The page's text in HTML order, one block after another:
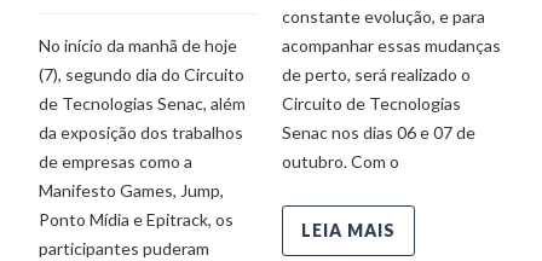
No início da manhã de hoje
(7), segundo dia do Circuito
de Tecnologias Senac, além
da exposição dos trabalhos
de empresas como a
Manifesto Games, Jump,
Ponto Mídia e Epitrack, os
participantes puderam
constante evolução, e para
acompanhar essas mudanças
de perto, será realizado o
Circuito de Tecnologias
Senac nos dias 06 e 07 de
outubro. Com o
LEIA MAIS